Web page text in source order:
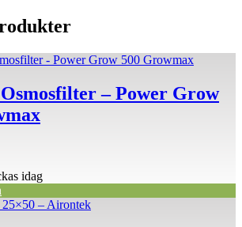
– Power Grow
idag